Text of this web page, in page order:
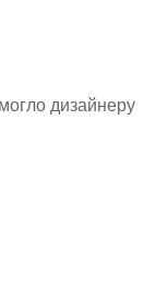
дизайнеру